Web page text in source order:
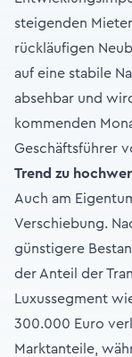
steigenden
rückläufigen
auf eine stabile
absehbar und
kommenden
Geschäftsführer
Trend zu
Auch am
Verschiebung.
günstigere
der Anteil der
Luxussegment
300.000 Euro
Marktanteile,